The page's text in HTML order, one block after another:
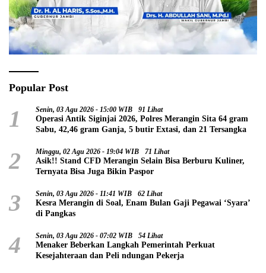
Popular Post
1 Senin, 03 Agu 2026 - 15:00 WIB 91 Lihat
Operasi Antik Siginjai 2026, Polres Merangin Sita 64 gram
Sabu, 42,46 gram Ganja, 5 butir Extasi, dan 21 Tersangka
2 Minggu, 02 Agu 2026 - 19:04 WIB 71 Lihat
Asik!! Stand CFD Merangin Selain Bisa Berburu Kuliner,
Ternyata Bisa Juga Bikin Paspor
3 Senin, 03 Agu 2026 - 11:41 WIB 62 Lihat
Kesra Merangin di Soal, Enam Bulan Gaji Pegawai ‘Syara’
di Pangkas
4 Senin, 03 Agu 2026 - 07:02 WIB 54 Lihat
Menaker Beberkan Langkah Pemerintah Perkuat
Kesejahteraan dan Peli ndungan Pekerja